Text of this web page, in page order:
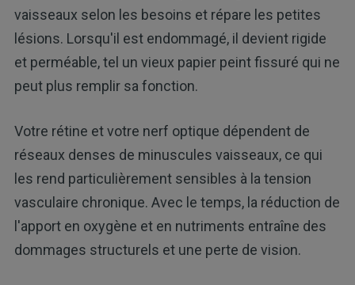
vaisseaux selon les besoins et répare les petites
lésions. Lorsqu'il est endommagé, il devient rigide
et perméable, tel un vieux papier peint fissuré qui ne
peut plus remplir sa fonction.
Votre rétine et votre nerf optique dépendent de
réseaux denses de minuscules vaisseaux, ce qui
les rend particulièrement sensibles à la tension
vasculaire chronique. Avec le temps, la réduction de
l'apport en oxygène et en nutriments entraîne des
dommages structurels et une perte de vision.